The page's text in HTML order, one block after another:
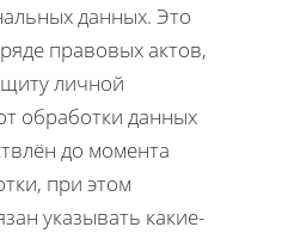
данных. Это
правовых актов,
личной
обработки данных
до момента
при этом
указывать какие-